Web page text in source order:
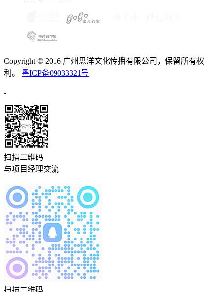
Copyright © 2016 广州思洋文化传播有限公司，保留所有权
利。 粤ICP备09033321号
扫描二维码
与项目经理交流
扫描二维码